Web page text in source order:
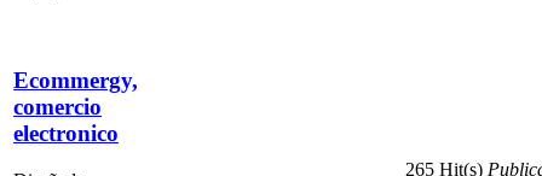
Ecommergy,
comercio
electronico
265 Hit(s)